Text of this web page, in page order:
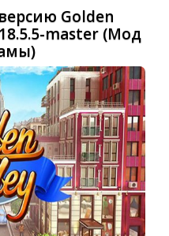
Golden
master (Мод